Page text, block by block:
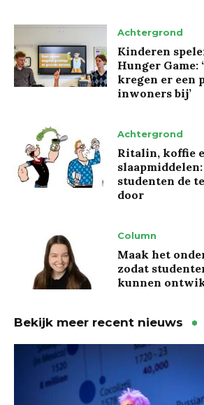
Achtergrond
Kinderen
Hunger Game:
kregen er een
inwoners bij’
Achtergrond
Ritalin, koffie
studenten de
door
Column
Maak het
zodat
kunnen
Bekijk meer recent nieuws